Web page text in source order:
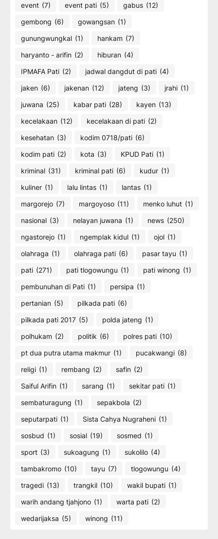
event (7) event pati (5) gabus (12)
gembong (6) gowangsan (1)
gunungwungkal (1) hankam (7)
haryanto - arifin (2) hiburan (4)
IPMAFA Pati (2) jadwal dangdut di pati (4)
jaken (6) jakenan (12) jateng (3) jrahi (1)
juwana (25) kabar pati (28) kayen (13)
kecelakaan (12) kecelakaan di pati (2)
kesehatan (3) kodim 0718/pati (6)
kodim pati (2) kota (3) KPUD Pati (1)
kriminal (31) kriminal pati (6) kudur (1)
kuliner (1) lalu lintas (1) lantas (1)
margorejo (7) margoyoso (11) menko luhut (1)
nasional (3) nelayan juwana (1) news (250)
ngastorejo (1) ngemplak kidul (1) ojol (1)
olahraga (1) olahraga pati (6) pasar tayu (1)
pati (271) pati tlogowungu (1) pati winong (1)
pembunuhan di Pati (1) persipa (1)
pertanian (5) pilkada pati (6)
pilkada pati 2017 (5) polda jateng (1)
polhukam (2) politik (6) polres pati (10)
pt dua putra utama makmur (1) pucakwangi (8)
religi (1) rembang (2) safin (2)
Saiful Arifin (1) sarang (1) sekitar pati (1)
sembaturagung (1) sepakbola (2)
seputarpati (1) Sista Cahya Nugraheni (1)
sosbud (1) sosial (19) sosmed (1)
sport (3) sukoagung (1) sukolilo (4)
tambakromo (10) tayu (7) tlogowungu (4)
tragedi (13) trangkil (10) wakil bupati (1)
warih andang tjahjono (1) warta pati (2)
wedarijaksa (5) winong (11)